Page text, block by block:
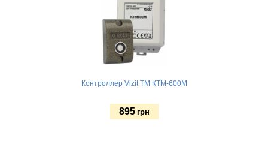
Контроллер Vizit TM КТМ-600M
895 грн